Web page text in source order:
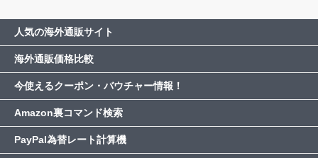
人気の海外通販サイト
海外通販価格比較
今使えるクーポン・バウチャー情報！
Amazon裏コマンド検索
PayPal為替レート計算機